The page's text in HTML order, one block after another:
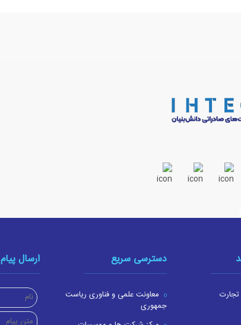
دسترسی سریع
معاونت علمی و فناوری ریاست
جمهوری
ارسال پیام